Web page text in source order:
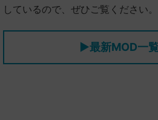
しているので、ぜひご覧ください。
▶最新MOD一